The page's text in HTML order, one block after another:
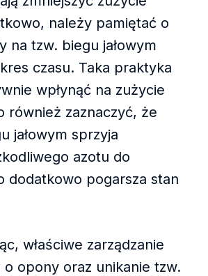
należy pamiętać o
na tzw. biegu jałowym
czasu. Taka praktyka
wpłynąć na zużycie
również zaznaczyć, że
jałowym sprzyja
azotu do
dodatkowo pogarsza stan
właściwe zarządzanie
opony oraz unikanie tzw.